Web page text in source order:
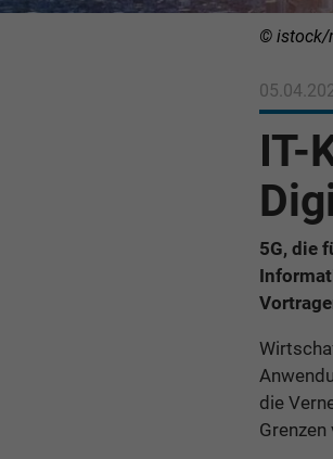
© istock/
IT-
5G, die
die